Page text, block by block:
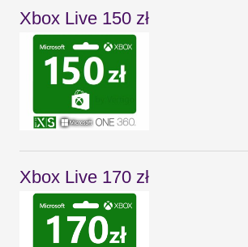
Xbox Live 150 zł
Xbox Live 170 zł